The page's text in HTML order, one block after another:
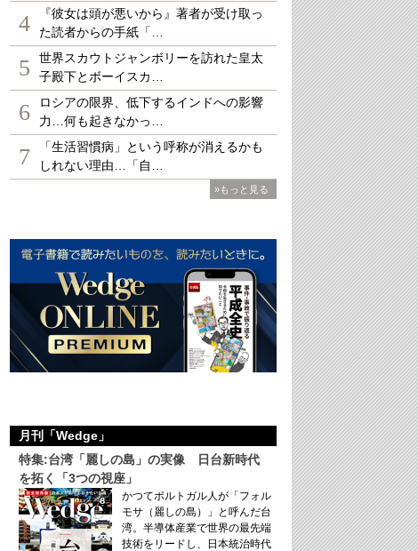
4
『彼女は頭が悪いから』著者が受け取っ
た読者からの手紙「…
5
世界スカウトジャンボリーを訪れた皇太
子殿下とボーイスカ…
6
ロシアの限界、低下するインドへの影響
力…何も起きなかっ…
7
「生活習慣病」という呼称が消えるかも
しれない理由…「自…
»もっと見る
月刊「Wedge」
特集:台湾「麗しの島」の実像 日台新時代
を拓く「3つの視座」
かつてポルトガル人が「フォル
モサ（麗しの島）」と呼んだ台
湾。半導体産業で世界の最先端
技術をリードし、日本統治時代